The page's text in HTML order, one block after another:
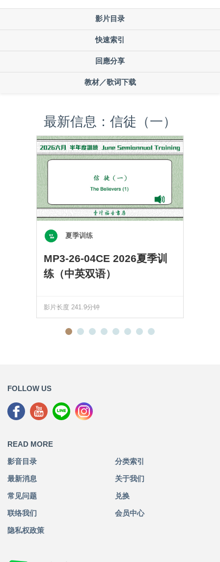
影片目录
快速索引
回應分享
教材／歌词下载
最新信息：信徒（一）
夏季训练
MP3-26-04CE 2026夏季训
练（中英双语）
影片长度 241.9分钟
FOLLOW US
READ MORE
影音目录 分类索引
最新消息 关于我们
常见问题 兑换
联络我们 会员中心
隐私权政策